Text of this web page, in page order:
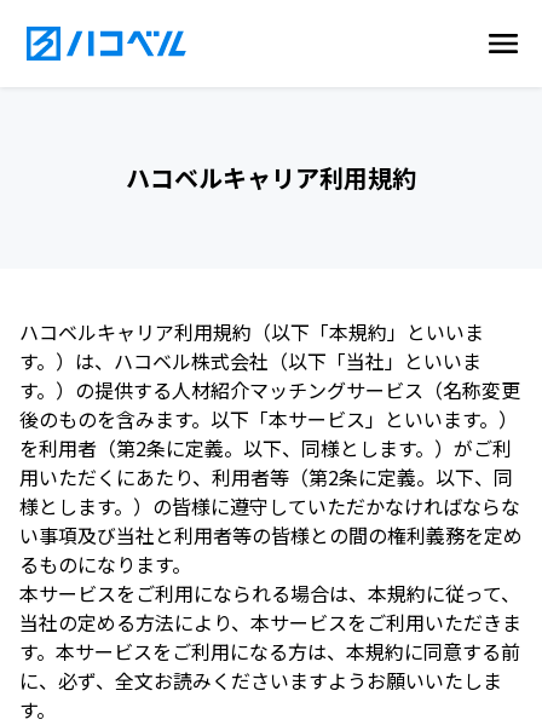
ハコベルキャリア利用規約
ハコベルキャリア利用規約（以下「本規約」といいま
す。）は、ハコベル株式会社（以下「当社」といいま
す。）の提供する人材紹介マッチングサービス（名称変更
後のものを含みます。以下「本サービス」といいます。）
を利用者（第2条に定義。以下、同様とします。）がご利
用いただくにあたり、利用者等（第2条に定義。以下、同
様とします。）の皆様に遵守していただかなければならな
い事項及び当社と利用者等の皆様との間の権利義務を定め
るものになります。
本サービスをご利用になられる場合は、本規約に従って、
当社の定める方法により、本サービスをご利用いただきま
す。本サービスをご利用になる方は、本規約に同意する前
に、必ず、全文お読みくださいますようお願いいたしま
す。